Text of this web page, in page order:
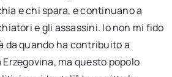
e chi spara, e continuano a
e gli assassini. Io non mi fido
da quando ha contribuito a
ma questo popolo